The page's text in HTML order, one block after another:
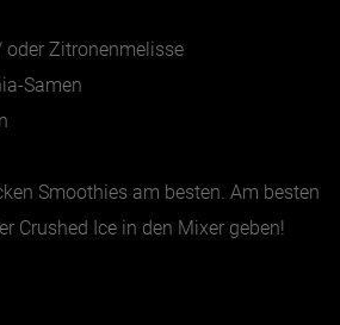
Zitronenmelisse
Samen
Smoothies am besten. Am besten
Crushed Ice in den Mixer geben!